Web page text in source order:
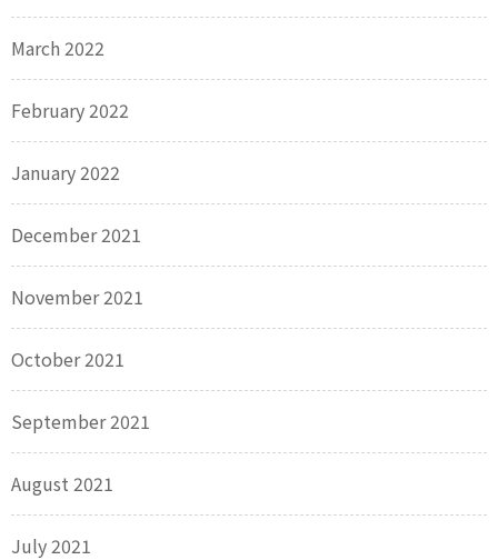
March 2022
February 2022
January 2022
December 2021
November 2021
October 2021
September 2021
August 2021
July 2021